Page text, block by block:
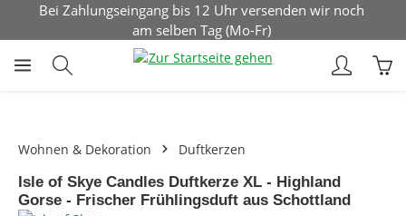
Zum Hauptinhalt springen
Bei Zahlungseingang bis 12 Uhr versenden wir noch
am selben Tag (Mo-Fr)
Wohnen & Dekoration Duftkerzen
Isle of Skye Candles Duftkerze XL - Highland
Gorse - Frischer Frühlingsduft aus Schottland